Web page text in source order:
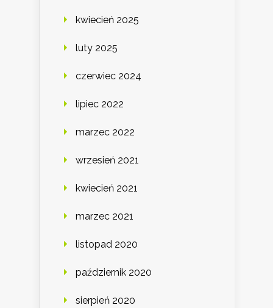
kwiecień 2025
luty 2025
czerwiec 2024
lipiec 2022
marzec 2022
wrzesień 2021
kwiecień 2021
marzec 2021
listopad 2020
październik 2020
sierpień 2020